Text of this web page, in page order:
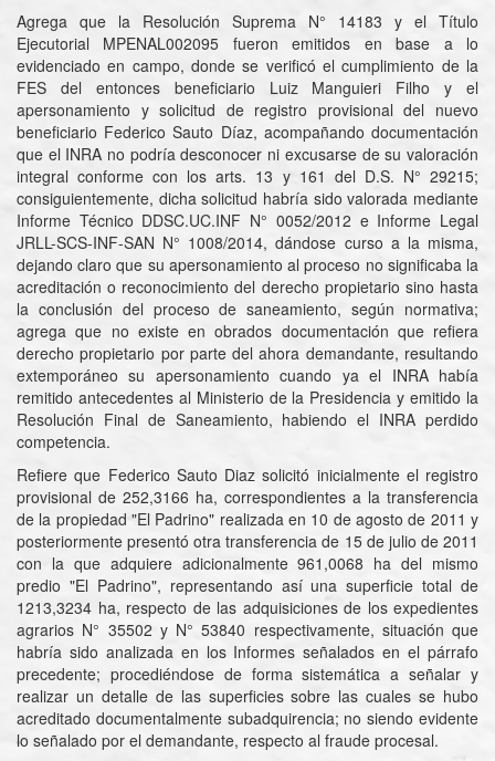
Agrega que la Resolución Suprema N° 14183 y el Título
Ejecutorial MPENAL002095 fueron emitidos en base a lo
evidenciado en campo, donde se verificó el cumplimiento de la
FES del entonces beneficiario Luiz Manguieri Filho y el
apersonamiento y solicitud de registro provisional del nuevo
beneficiario Federico Sauto Díaz, acompañando documentación
que el INRA no podría desconocer ni excusarse de su valoración
integral conforme con los arts. 13 y 161 del D.S. N° 29215;
consiguientemente, dicha solicitud habría sido valorada mediante
Informe Técnico DDSC.UC.INF N° 0052/2012 e Informe Legal
JRLL-SCS-INF-SAN N° 1008/2014, dándose curso a la misma,
dejando claro que su apersonamiento al proceso no significaba la
acreditación o reconocimiento del derecho propietario sino hasta
la conclusión del proceso de saneamiento, según normativa;
agrega que no existe en obrados documentación que refiera
derecho propietario por parte del ahora demandante, resultando
extemporáneo su apersonamiento cuando ya el INRA había
remitido antecedentes al Ministerio de la Presidencia y emitido la
Resolución Final de Saneamiento, habiendo el INRA perdido
competencia.
Refiere que Federico Sauto Diaz solicitó inicialmente el registro
provisional de 252,3166 ha, correspondientes a la transferencia
de la propiedad "El Padrino" realizada en 10 de agosto de 2011 y
posteriormente presentó otra transferencia de 15 de julio de 2011
con la que adquiere adicionalmente 961,0068 ha del mismo
predio "El Padrino", representando así una superficie total de
1213,3234 ha, respecto de las adquisiciones de los expedientes
agrarios N° 35502 y N° 53840 respectivamente, situación que
habría sido analizada en los Informes señalados en el párrafo
precedente; procediéndose de forma sistemática a señalar y
realizar un detalle de las superficies sobre las cuales se hubo
acreditado documentalmente subadquirencia; no siendo evidente
lo señalado por el demandante, respecto al fraude procesal.